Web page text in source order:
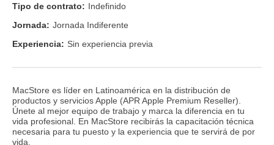
Tipo de contrato: Indefinido
Jornada: Jornada Indiferente
Experiencia: Sin experiencia previa
MacStore es líder en Latinoamérica en la distribución de
productos y servicios Apple (APR Apple Premium Reseller).
Únete al mejor equipo de trabajo y marca la diferencia en tu
vida profesional. En MacStore recibirás la capacitación técnica
necesaria para tu puesto y la experiencia que te servirá de por
vida.